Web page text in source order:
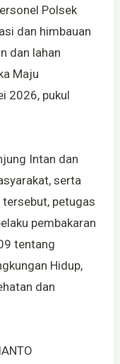
Polsek
dan himbauan
dan lahan
Maju
2026, pukul
Intan dan
serta
petugas
pembakaran
tentang
Hidup,
dan